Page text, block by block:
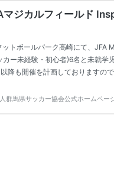
ジカルフィールド
ットボールパーク高崎にて、JFA
ー未経験・初心者)6名と未就学
降も開催を計画しておりますの
群馬県サッカー協会公式ホームペー